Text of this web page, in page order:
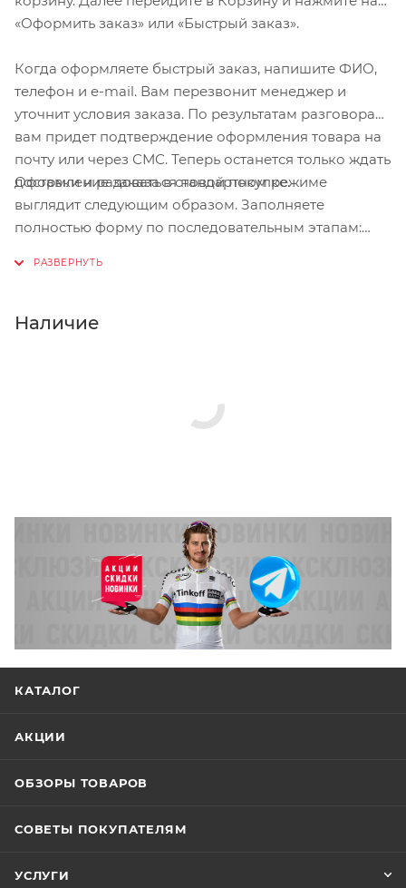
«Оформить заказ» или «Быстрый заказ».
Когда оформляете быстрый заказ, напишите ФИО,
телефон и e-mail. Вам перезвонит менеджер и
уточнит условия заказа. По результатам разговора
вам придет подтверждение оформления товара на
почту или через СМС. Теперь останется только ждать
доставки и радоваться новой покупке.
Оформление заказа в стандартном режиме
выглядит следующим образом. Заполняете
полностью форму по последовательным этапам:
Нажмите кнопку «Оформить заказ».
Наличие
КАТАЛОГ
АКЦИИ
ОБЗОРЫ ТОВАРОВ
СОВЕТЫ ПОКУПАТЕЛЯМ
УСЛУГИ